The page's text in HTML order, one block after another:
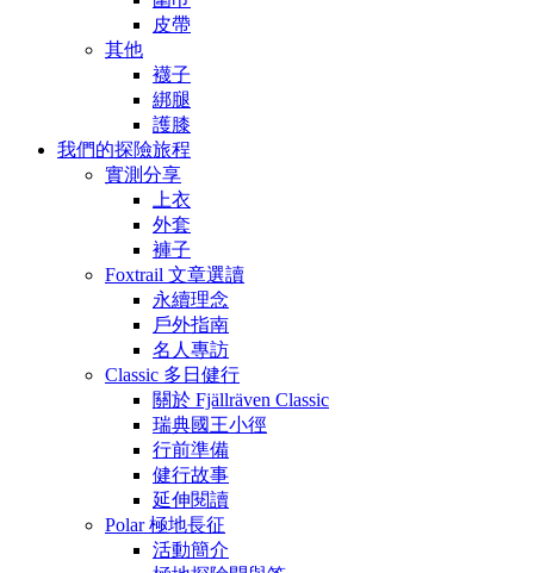
皮帶
其他
襪子
綁腿
護膝
我們的探險旅程
實測分享
上衣
外套
褲子
Foxtrail 文章選讀
永續理念
戶外指南
名人專訪
Classic 多日健行
關於 Fjällräven Classic
瑞典國王小徑
行前準備
健行故事
延伸閱讀
Polar 極地長征
活動簡介